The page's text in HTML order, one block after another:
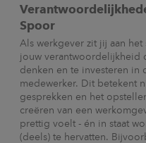
Spoor
Als werkgever zit jij aan
jouw verantwoordelijkheid
denken en te investeren in
medewerker. Dit betekent
gesprekken en het
creëren van een
prettig voelt - én in staat
(deels) te hervatten.